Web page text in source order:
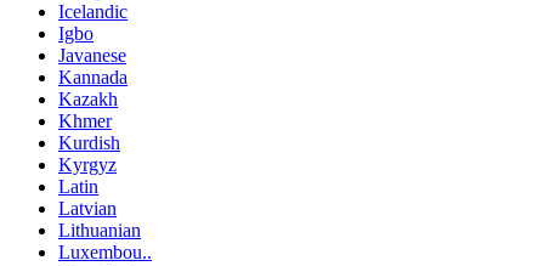
Icelandic
Igbo
Javanese
Kannada
Kazakh
Khmer
Kurdish
Kyrgyz
Latin
Latvian
Lithuanian
Luxembou..